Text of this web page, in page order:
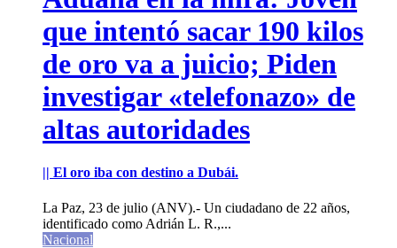
que intentó sacar 190 kilos
de oro va a juicio; Piden
investigar «telefonazo» de
altas autoridades
|| El oro iba con destino a Dubái.
La Paz, 23 de julio (ANV).- Un ciudadano de 22 años,
identificado como Adrián L. R.,...
Nacional